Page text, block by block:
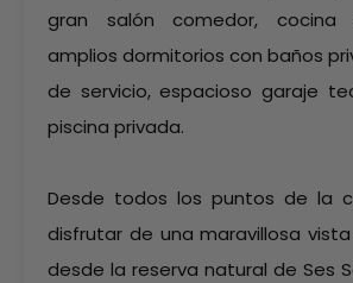
gran salón comedor, cocina
amplios dormitorios con baños
de servicio, espacioso garaje
piscina privada.
Desde todos los puntos de la
disfrutar de una maravillosa
desde la reserva natural de Ses